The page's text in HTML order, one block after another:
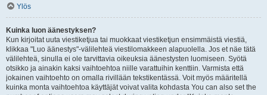
Ylös
Kuinka luon äänestyksen?
Kun kirjoitat uuta viestiketjua tai muokkaat viestiketjun ensimmäistä viestiä,
klikkaa "Luo äänestys"-välilehteä viestilomakkeen alapuolella. Jos et näe tätä
välilehteä, sinulla ei ole tarvittavia oikeuksia äänestysten luomiseen. Syötä
otsikko ja ainakin kaksi vaihtoehtoa niille varattuihin kenttiin. Varmista että
jokainen vaihtoehto on omalla rivillään tekstikentässä. Voit myös määritellä
kuinka monta vaihtoehtoa käyttäjät voivat valita kohdasta You can also set the